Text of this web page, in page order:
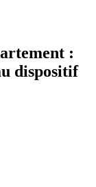
:
dispositif